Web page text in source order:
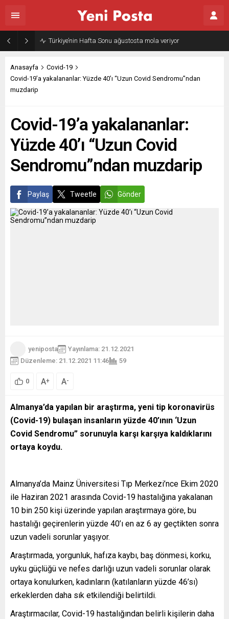
Türkiye’nin Hafta Sonu ağustosta mola veriyor
Anasayfa
Covid-19
Covid-19’a yakalananlar: Yüzde 40’ı “Uzun Covid Sendromu”ndan
muzdarip
Covid-19’a yakalananlar:
Yüzde 40’ı “Uzun Covid
Sendromu”ndan muzdarip
Paylaş Tweetle Gönder
yeniposta
Yayınlama: 21.12.2021
Düzenleme: 21.12.2021 11:46
59
0 A+ A-
Almanya’da yapılan bir araştırma, yeni tip koronavirüs
(Covid-19) bulaşan insanların yüzde 40’ının ‘Uzun
Covid Sendromu” sorunuyla karşı karşıya kaldıklarını
ortaya koydu.
Almanya’da Mainz Üniversitesi Tıp Merkezi’nce Ekim 2020
ile Haziran 2021 arasında Covid-19 hastalığına yakalanan
10 bin 250 kişi üzerinde yapılan araştırmaya göre, bu
hastalığı geçirenlerin yüzde 40’ı en az 6 ay geçtikten sonra
uzun vadeli sorunlar yaşıyor.
Araştırmada, yorgunluk, hafıza kaybı, baş dönmesi, korku,
uyku güçlüğü ve nefes darlığı uzun vadeli sorunlar olarak
ortaya konulurken, kadınların (katılanların yüzde 46’sı)
erkeklerden daha sık etkilendiği belirtildi.
Araştırmacılar, Covid-19 hastalığından belirli kişilerin daha